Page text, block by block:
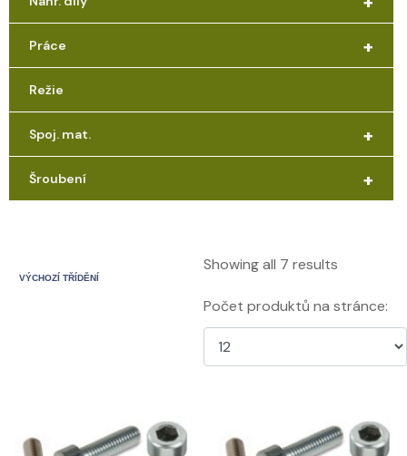
+
Práce
Režie
+
Spoj. mat.
+
Šroubení
Showing all 7 results
Počet produktů na stránce: